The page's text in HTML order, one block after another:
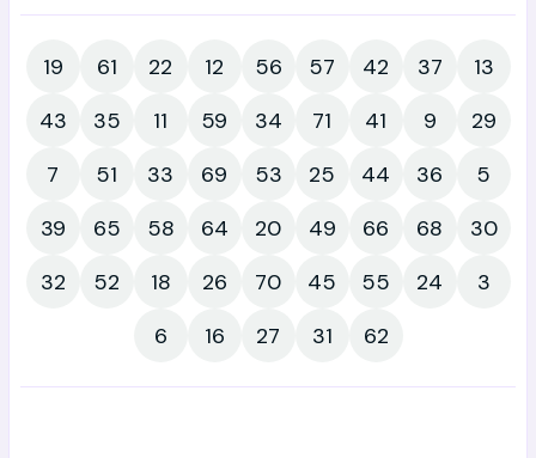
19 61 22 12 56 57 42 37
13
43
35 11 59 34 71 41 9
29
7
51 33 69 53 25 44 36
5
39
65 58 64 20 49 66 68
30
32
52 18 26 70 45 55 24
3
6
16 27 31 62